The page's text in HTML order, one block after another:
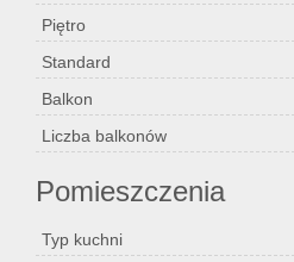
Piętro
Standard
Balkon
Liczba balkonów
Pomieszczenia
Typ kuchni